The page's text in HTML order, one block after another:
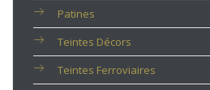
Patines
Teintes Décors
Teintes Ferroviaires